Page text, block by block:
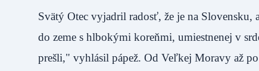
Svätý Otec vyjadril radosť, že je na
do zeme s hlbokými koreňmi, umiestnenej v
prešli," vyhlásil pápež. Od Veľkej Moravy až